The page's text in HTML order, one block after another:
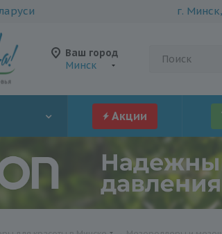
г.
Ваш город
Минск
Акции